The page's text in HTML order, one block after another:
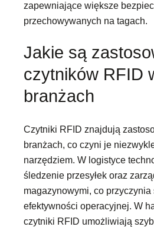
zapewniające większe
przechowywanych na tagach.
Jakie są
czytników RFID
branżach
Czytniki RFID znajdują
branżach, co czyni je
narzędziem. W logistyce
śledzenie przesyłek oraz
magazynowymi, co
efektywności operacyjnej. W
czytniki RFID umożliwiają